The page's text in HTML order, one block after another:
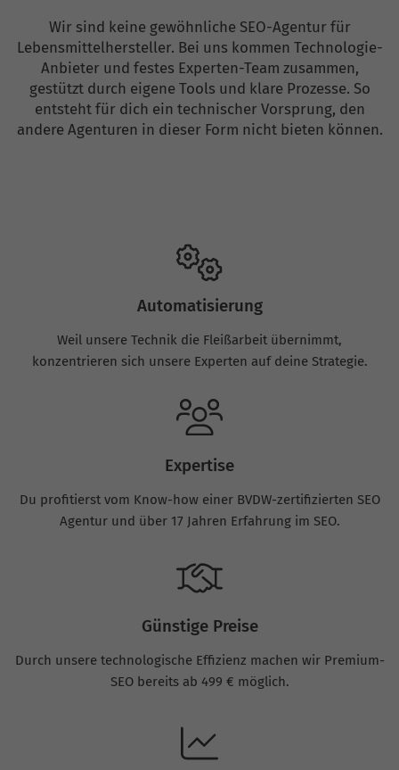
Wir sind keine gewöhnliche SEO-Agentur für
Lebensmittelhersteller. Bei uns kommen Technologie-
Anbieter und festes Experten-Team zusammen,
gestützt durch eigene Tools und klare Prozesse. So
entsteht für dich ein technischer Vorsprung, den
andere Agenturen in dieser Form nicht bieten können.
Automatisierung
Weil unsere Technik die Fleißarbeit übernimmt,
konzentrieren sich unsere Experten auf deine Strategie.
Expertise
Du profitierst vom Know-how einer BVDW-zertifizierten SEO
Agentur und über 17 Jahren Erfahrung im SEO.
Günstige Preise
Durch unsere technologische Effizienz machen wir Premium-
SEO bereits ab 499 € möglich.